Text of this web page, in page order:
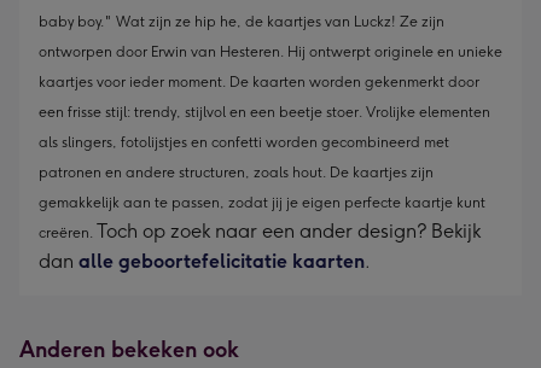
baby boy." Wat zijn ze hip he, de kaartjes van Luckz! Ze zijn
ontworpen door Erwin van Hesteren. Hij ontwerpt originele en unieke
kaartjes voor ieder moment. De kaarten worden gekenmerkt door
een frisse stijl: trendy, stijlvol en een beetje stoer. Vrolijke elementen
als slingers, fotolijstjes en confetti worden gecombineerd met
patronen en andere structuren, zoals hout. De kaartjes zijn
gemakkelijk aan te passen, zodat jij je eigen perfecte kaartje kunt
creëren. Toch op zoek naar een ander design? Bekijk
dan alle geboortefelicitatie kaarten.
Anderen bekeken ook